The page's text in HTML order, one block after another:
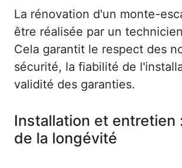
La rénovation d'un monte-
être réalisée par un
Cela garantit le respect des
sécurité, la fiabilité de
validité des garanties.
Installation et entretien
de la longévité